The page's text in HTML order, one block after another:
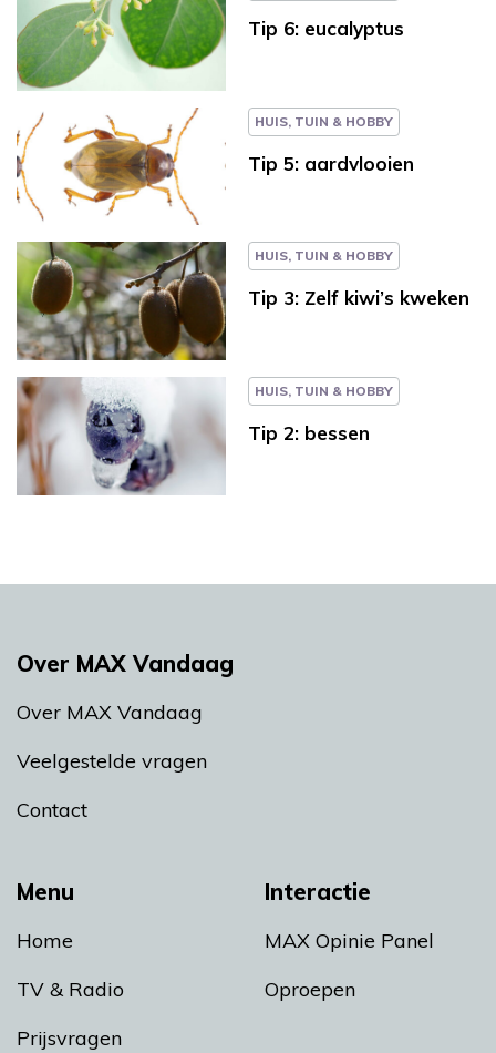
Tip 6: eucalyptus
HUIS, TUIN & HOBBY
Tip 5: aardvlooien
HUIS, TUIN & HOBBY
Tip 3: Zelf kiwi’s kweken
HUIS, TUIN & HOBBY
Tip 2: bessen
Menu
Home
TV & Radio
Prijsvragen
Interactie
MAX Opinie Panel
Oproepen
Over MAX Vandaag
Over MAX Vandaag
Veelgestelde vragen
Contact